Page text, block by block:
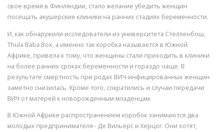
свое время в Финляндии, стало желание убедить женщин
посещать акушерские клиники на ранних стадиях беременности.
И, как обнаружили исследователи из университета Стелленбош,
Thula Baba Box, а именно так коробка называется в Южной
Африке, привела к тому, что женщины стали приходить в клиники
на более ранних сроках беременности и гораздо чаще. В
результате смертность при родах ВИЧ-инфицированных женщин
заметно снизилась. Кроме того, сократились и случаи передачи
ВИЧ от матерей к новорожденным младенцам.
В Южной Африке распространением коробок занимаются два
молодых предпринимателя - Де Вильерс и Херцог. Они хотят,